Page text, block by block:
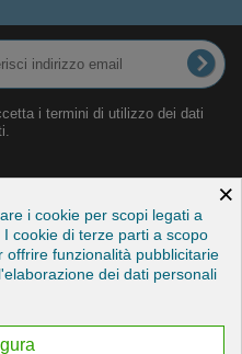
i termini di utilizzo dei dati
×
i cookie per scopi legati a
cookie di terze parti a scopo
offrire funzionalità pubblicitarie
dei dati personali